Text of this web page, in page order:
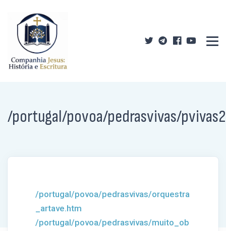
/portugal/povoa/pedrasvivas/
/portugal/povoa/pedrasvivas/orquestra
_artave.htm
/portugal/povoa/pedrasvivas/muito_ob